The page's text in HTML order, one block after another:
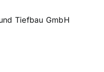
Tiefbau GmbH